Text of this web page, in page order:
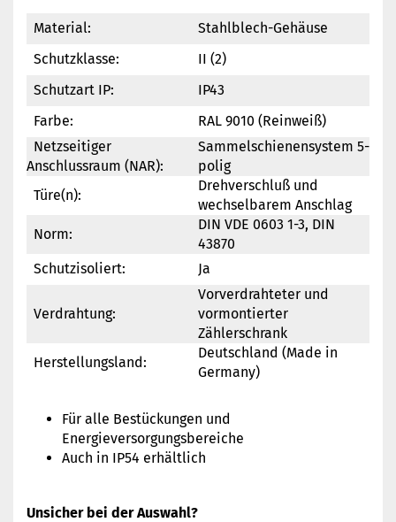
Material:
Stahlblech-Gehäuse
Schutzklasse:
II (2)
Schutzart IP:
IP43
Farbe:
RAL 9010 (Reinweiß)
Netzseitiger
Anschlussraum (NAR):
Sammelschienensystem 5-
polig
Türe(n):
Drehverschluß und
wechselbarem Anschlag
Norm:
DIN VDE 0603 1-3, DIN
43870
Schutzisoliert:
Ja
Verdrahtung:
Vorverdrahteter und
vormontierter
Zählerschrank
Herstellungsland:
Deutschland (Made in
Germany)
Für alle Bestückungen und
Energieversorgungsbereiche
Auch in IP54 erhältlich
Unsicher bei der Auswahl?